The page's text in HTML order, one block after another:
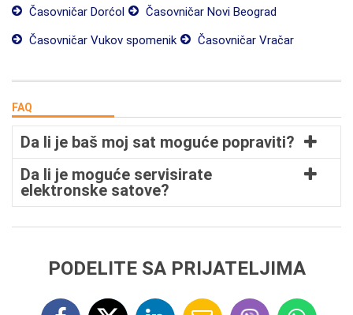
Časovničar Dorćol
Časovničar Novi Beograd
Časovničar Vukov spomenik
Časovničar Vračar
FAQ
Da li je baš moj sat moguće popraviti?
Da li je moguće servisirate
elektronske satove?
PODELITE SA PRIJATELJIMA